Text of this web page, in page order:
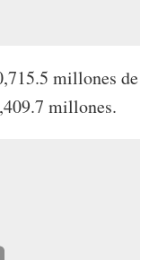
millones de
millones.